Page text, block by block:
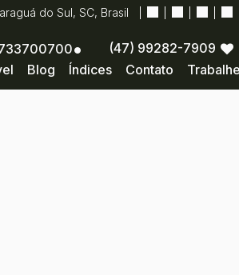
do Sul, SC, Brasil
Contato
Índices
Blog
(47) 99282-7909